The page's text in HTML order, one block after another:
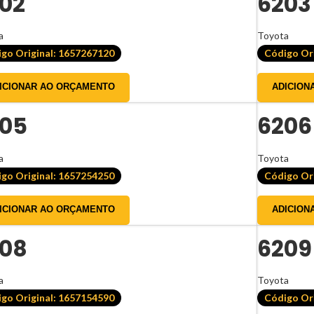
Original: 1657267120
AO ORÇAMENTO
Toyota
Código
Original: 1657254250
AO ORÇAMENTO
6206
Toyota
Código
Original: 1657154590
6209
Toyota
Código